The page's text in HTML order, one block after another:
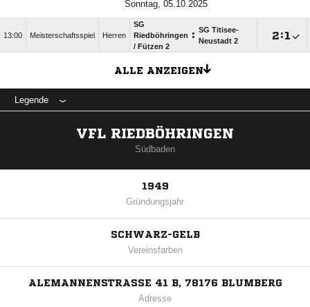
Sonntag, 05.10.2025
13:00 Meisterschaftsspiel Herren
SG
Riedböhringen
/​ Fützen 2
: SG Titisee-
Neustadt 2
:
ALLE ANZEIGEN
Legende
VFL RIEDBÖHRINGEN
Südbaden
1949
Gründungsjahr
SCHWARZ-GELB
Vereinsfarben
ALEMANNENSTRASSE 41 B, 78176 BLUMBERG
Adresse